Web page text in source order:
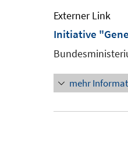
Externer Link
Initiative
mehr